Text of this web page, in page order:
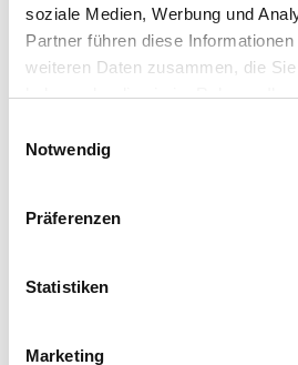
soziale Medien, Werbung und
Partner führen diese
weiteren Daten zusammen, die
haben oder die sie im Rahmen
Notwendig
Präferenzen
Statistiken
Marketing
Gebinde